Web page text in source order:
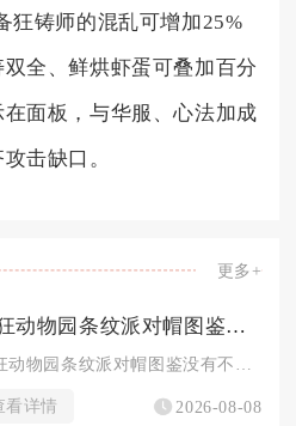
狂铸师的混乱可增加25%
全、鲜烘虾蛋可叠加百分
面板，与华服、心法加成
击缺口。
更多+
疯狂动物园条纹派对帽图鉴是否有不同颜色可选
疯狂动物园条纹派对帽图鉴没有不同颜色可选，该帽子外观固定，不...
看详情 2026-08-08